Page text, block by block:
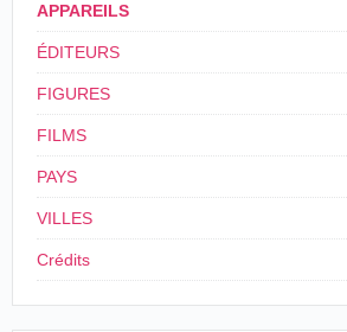
APPAREILS
ÉDITEURS
FIGURES
FILMS
PAYS
VILLES
Crédits